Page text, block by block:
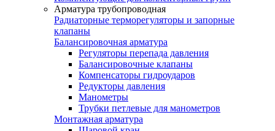
Арматура трубопроводная
Радиаторные терморегуляторы и запорные
клапаны
Балансировочная арматура
Регуляторы перепада давления
Балансировочные клапаны
Компенсаторы гидроударов
Редукторы давления
Манометры
Трубки петлевые для манометров
Монтажная арматура